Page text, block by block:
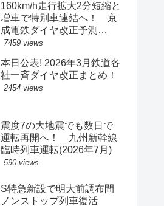
160km/h走行拡大2分短縮と
増車で特別車連結へ！ 京
成電鉄ダイヤ改正予測
(2029年以降予定)
7459 views
本日公表! 2026年3月鉄道各
社一斉ダイヤ改正まとめ！
2454 views
震度7の大地震でも数日で
運転再開へ！ 九州新幹線
臨時列車運転(2026年7月)
590 views
S特急新設で明大前調布間
ノンストップ列車復活